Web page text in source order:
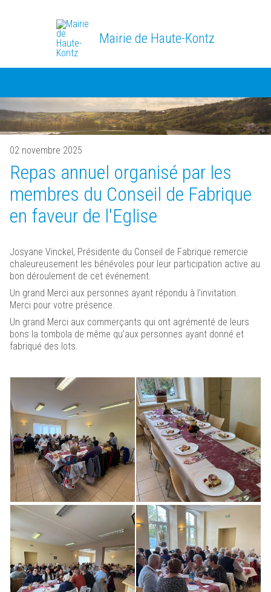
Mairie de Haute-Kontz
02 novembre 2025
Repas annuel organisé par les
membres du Conseil de Fabrique
en faveur de l'Eglise
Josyane Vinckel, Présidente du Conseil de Fabrique remercie
chaleureusement les bénévoles pour leur participation active au
bon déroulement de cet événement.
Un grand Merci aux personnes ayant répondu à l’invitation.
Merci pour votre présence.
Un grand Merci aux commerçants qui ont agrémenté de leurs
bons la tombola de même qu’aux personnes ayant donné et
fabriqué des lots.